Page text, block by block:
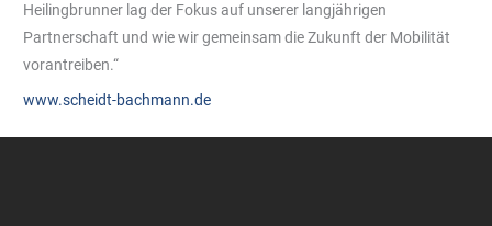
Heilingbrunner lag der Fokus auf unserer langjährigen
Partnerschaft und wie wir gemeinsam die Zukunft der Mobilität
vorantreiben.“
www.scheidt-bachmann.de